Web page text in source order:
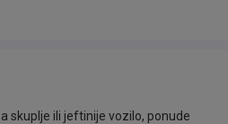
skuplje ili jeftinije vozilo, ponude